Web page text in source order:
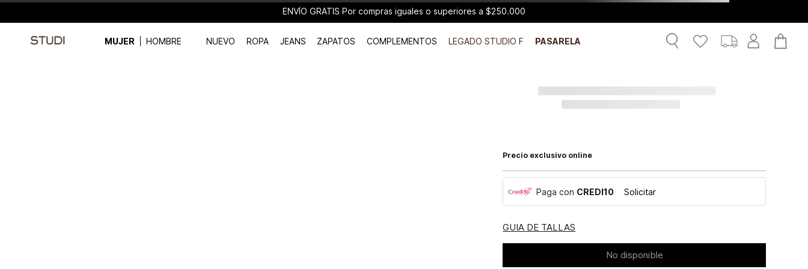
ENVÍO GRATIS Por compras iguales o superiores a $250.000
MUJER HOMBRE NUEVO ROPA JEANS ZAPATOS COMPLEMENTOS LEGADO STUDIO F PASARELA
Precio exclusivo online
Paga con CREDI10 Solicitar
GUIA DE TALLAS
No disponible